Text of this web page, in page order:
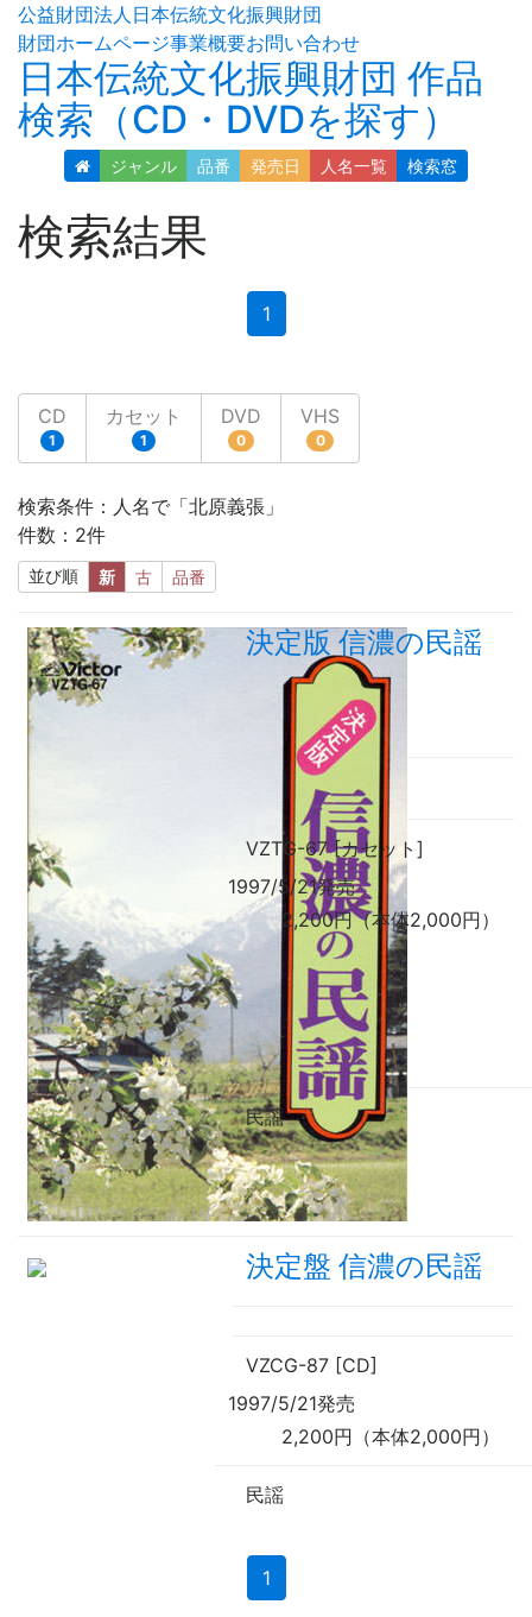
公益財団法人日本伝統文化振興財団
財団ホームページ事業概要お問い合わせ
日本伝統文化振興財団 作品
検索（CD・DVDを探す）
ジャンル 品番 発売日 人名一覧 検索窓
検索結果
1(current)
CD
1
カセット
1
DVD
0
VHS
0
検索条件：人名で「北原義張」
件数：2件
並び順 新 古 品番
決定版 信濃の民謡
VZTG-67 [カセット]
1997/5/21発売
2,200円（本体2,000円）
民謡
決定盤 信濃の民謡
VZCG-87 [CD]
1997/5/21発売
2,200円（本体2,000円）
民謡
1(current)